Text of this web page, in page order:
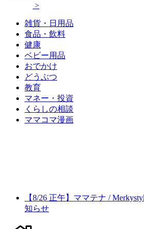
>
雑貨・日用品
食品・飲料
健康
ベビー用品
おでかけ
どうぶつ
教育
マネー・投資
くらしの相談
ママコマ漫画
【8/26 正午】ママテナ /
知らせ